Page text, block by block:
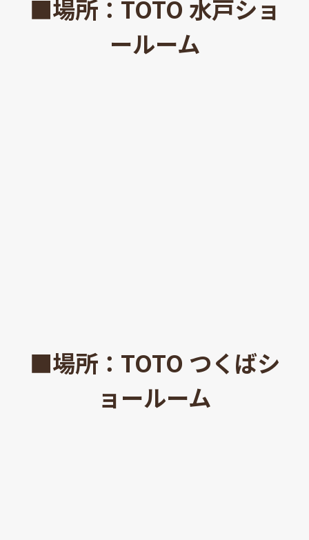
■場所：TOTO 水戸ショ
ールーム
■場所：TOTO つくばシ
ョールーム